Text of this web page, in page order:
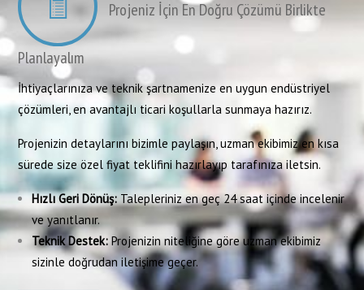
Projeniz İçin En Doğru Çözümü Birlikte
Planlayalım
İhtiyaçlarınıza ve teknik şartnamenize en uygun endüstriyel
çözümleri, en avantajlı ticari koşullarla sunmaya hazırız.
Projenizin detaylarını bizimle paylaşın, uzman ekibimiz en kısa
sürede size özel fiyat teklifini hazırlayıp tarafınıza iletsin.
Hızlı Geri Dönüş: Talepleriniz en geç 24 saat içinde incelenir
ve yanıtlanır.
Teknik Destek: Projenizin niteliğine göre uzman ekibimiz
sizinle doğrudan iletişime geçer.